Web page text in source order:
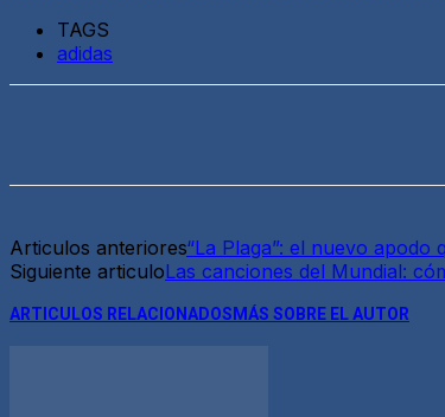
TAGS
adidas
Articulos anteriores“La Plaga”: el nuevo
Siguiente articuloLas canciones del Mundial:
ARTICULOS RELACIONADOS MÁS SOBRE EL AUTOR